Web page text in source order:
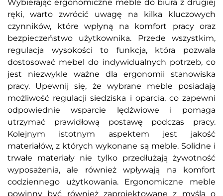
Wybierając ergonomiczne meble do biura z drugiej
ręki, warto zwrócić uwagę na kilka kluczowych
czynników, które wpłyną na komfort pracy oraz
bezpieczeństwo użytkownika. Przede wszystkim,
regulacja wysokości to funkcja, która pozwala
dostosować mebel do indywidualnych potrzeb, co
jest niezwykle ważne dla ergonomii stanowiska
pracy. Upewnij się, że wybrane meble posiadają
możliwość regulacji siedziska i oparcia, co zapewni
odpowiednie wsparcie lędźwiowe i pomaga
utrzymać prawidłową postawę podczas pracy.
Kolejnym istotnym aspektem jest jakość
materiałów, z których wykonane są meble. Solidne i
trwałe materiały nie tylko przedłużają żywotność
wyposażenia, ale również wpływają na komfort
codziennego użytkowania. Ergonomiczne meble
powinny być również zaprojektowane z myślą o